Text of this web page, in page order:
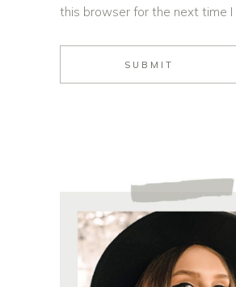
this browser for the next time I